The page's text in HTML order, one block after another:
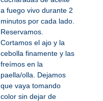
a fuego vivo durante 2
minutos por cada lado.
Reservamos.
Cortamos el ajo y la
cebolla finamente y las
freímos en la
paella/olla. Dejamos
que vaya tomando
color sin dejar de